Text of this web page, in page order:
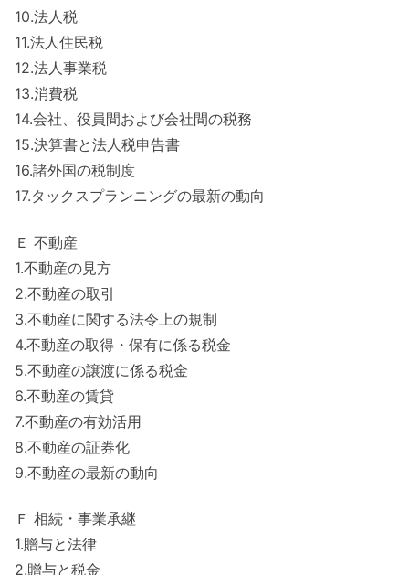
10.法人税
11.法人住民税
12.法人事業税
13.消費税
14.会社、役員間および会社間の税務
15.決算書と法人税申告書
16.諸外国の税制度
17.タックスプランニングの最新の動向
Ｅ 不動産
1.不動産の見方
2.不動産の取引
3.不動産に関する法令上の規制
4.不動産の取得・保有に係る税金
5.不動産の譲渡に係る税金
6.不動産の賃貸
7.不動産の有効活用
8.不動産の証券化
9.不動産の最新の動向
Ｆ 相続・事業承継
1.贈与と法律
2.贈与と税金